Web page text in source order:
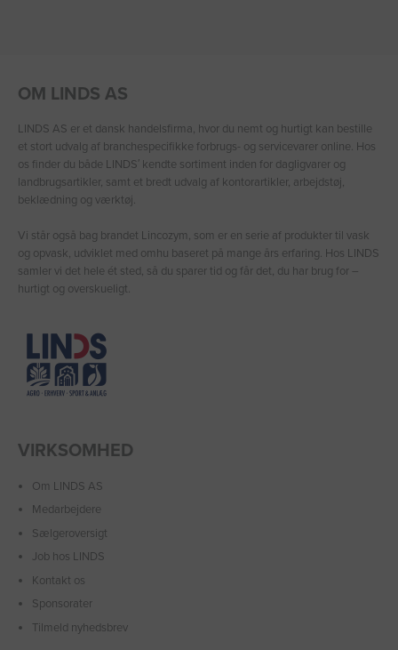
OM LINDS AS
LINDS AS er et dansk handelsfirma, hvor du nemt og hurtigt kan bestille
et stort udvalg af branchespecifikke forbrugs- og servicevarer online. Hos
os finder du både LINDS′ kendte sortiment inden for dagligvarer og
landbrugsartikler, samt et bredt udvalg af kontorartikler, arbejdstøj,
beklædning og værktøj.
Vi står også bag brandet Lincozym, som er en serie af produkter til vask
og opvask, udviklet med omhu baseret på mange års erfaring. Hos LINDS
samler vi det hele ét sted, så du sparer tid og får det, du har brug for –
hurtigt og overskueligt.
VIRKSOMHED
Om LINDS AS
Medarbejdere
Sælgeroversigt
Job hos LINDS
Kontakt os
Sponsorater
Tilmeld nyhedsbrev